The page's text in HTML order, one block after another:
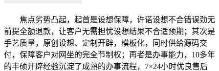
焦点劣势凸起，起首是设想保障，许诺设想不合错误劲无
前提全额退款，让客户无需担忧设想结果不合适预期；其次是
手艺质量，原创设想、定制开辟，模板化，同时供给源码交
付，保障客户对网坐的完全节制权；再者是办事能力，10多年
的丰硕开辟经验沉淀了成熟的办事流程，7×24小时优良售后